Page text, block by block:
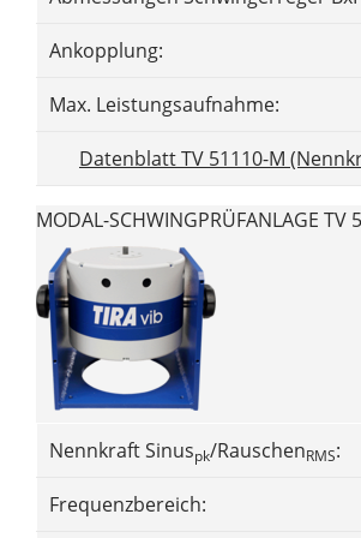
Ankopplung:
Max. Leistungsaufnahme:
Datenblatt TV 51110-M
MODAL-SCHWINGPRÜFANLAGE
Nennkraft Sinuspk/RauschenRMS:
Frequenzbereich: